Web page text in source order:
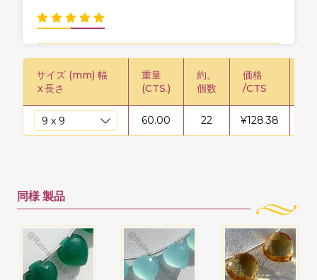
サイズ (mm) 幅
x長さ
重量
(CTS.)
約。
個数
価格
/CTS
60.00 22 ¥128.38
同様 製品